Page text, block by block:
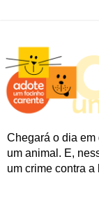
Chegará o dia em
um animal. E,
um crime contra a